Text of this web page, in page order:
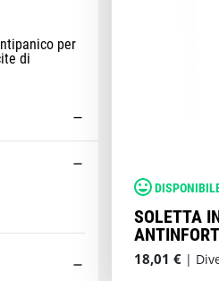
di
SOLETTA
18,01 € |